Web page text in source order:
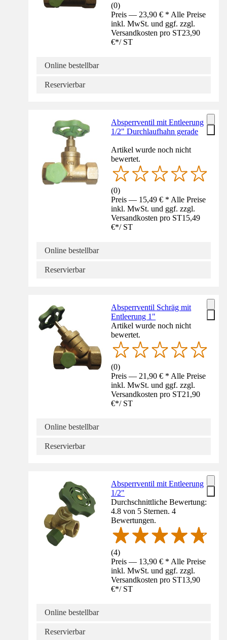
(0)
Preis — 23,90 € * Alle Preise
inkl. MwSt. und ggf. zzgl.
Versandkosten pro ST23,90
€*/ ST
Online bestellbar
Reservierbar
Absperrventil mit Entleerung
1/2" Durchlaufhahn gerade
Artikel wurde noch nicht
bewertet.
(0)
Preis — 15,49 € * Alle Preise
inkl. MwSt. und ggf. zzgl.
Versandkosten pro ST15,49
€*/ ST
Online bestellbar
Reservierbar
Absperrventil Schräg mit
Entleerung 1"
Artikel wurde noch nicht
bewertet.
(0)
Preis — 21,90 € * Alle Preise
inkl. MwSt. und ggf. zzgl.
Versandkosten pro ST21,90
€*/ ST
Online bestellbar
Reservierbar
Absperrventil mit Entleerung
1/2"
Durchschnittliche Bewertung:
4.8 von 5 Sternen. 4
Bewertungen.
(4)
Preis — 13,90 € * Alle Preise
inkl. MwSt. und ggf. zzgl.
Versandkosten pro ST13,90
€*/ ST
Online bestellbar
Reservierbar